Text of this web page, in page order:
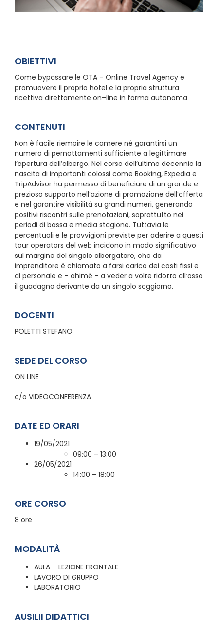
OBIETTIVI
Come bypassare le OTA – Online Travel Agency e
promuovere il proprio hotel e la propria struttura
ricettiva direttamente on–line in forma autonoma
CONTENUTI
Non è facile riempire le camere né garantirsi un
numero di pernottamenti sufficiente a legittimare
l’apertura dell’albergo. Nel corso dell’ultimo decennio la
nascita di importanti colossi come Booking, Expedia e
TripAdvisor ha permesso di beneficiare di un grande e
prezioso supporto nell’azione di promozione dell’offerta
e nel garantire visibilità su grandi numeri, generando
positivi riscontri sulle prenotazioni, soprattutto nei
periodi di bassa e media stagione. Tuttavia le
percentuali e le provvigioni previste per aderire a questi
tour operators del web incidono in modo significativo
sul margine del singolo albergatore, che da
imprenditore è chiamato a farsi carico dei costi fissi e
di personale e – ahimè – a veder a volte ridotto all’osso
il guadagno derivante da un singolo soggiorno.
DOCENTI
POLETTI STEFANO
SEDE DEL CORSO
ON LINE
c/o VIDEOCONFERENZA
DATE ED ORARI
19/05/2021
09:00 – 13:00
26/05/2021
14:00 – 18:00
ORE CORSO
8 ore
MODALITÀ
AULA – LEZIONE FRONTALE
LAVORO DI GRUPPO
LABORATORIO
AUSILII DIDATTICI